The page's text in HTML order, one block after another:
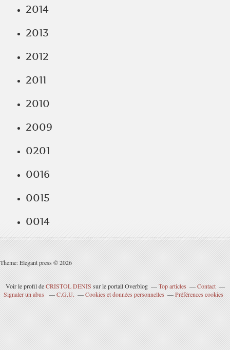
2014
2013
2012
2011
2010
2009
0201
0016
0015
0014
Theme: Elegant press © 2026
Voir le profil deCRISTOL DENIS sur le portail Overblog Top articles
Contact
Signaler un abus
C.G.U. Cookies et données personnelles Préférences cookies